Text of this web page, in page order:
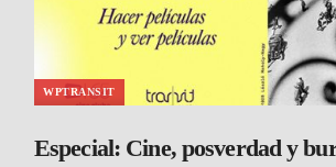
WPTRANSIT
Especial: Cine, posverdad y